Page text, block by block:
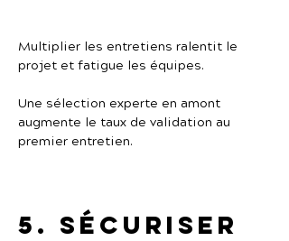
Multiplier les entretiens ralentit le
projet et fatigue les équipes.
Une sélection experte en amont
augmente le taux de validation au
premier entretien.
5. Sécuriser